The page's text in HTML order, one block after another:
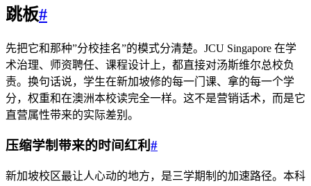
跳板#
先把它和那种”分校挂名”的模式分清楚。JCU Singapore 在学
术治理、师资聘任、课程设计上，都直接对汤斯维尔总校负
责。换句话说，学生在新加坡修的每一门课、拿的每一个学
分，权重和在澳洲本校读完全一样。这不是营销话术，而是它
直营属性带来的实际差别。
压缩学制带来的时间红利#
新加坡校区最让人心动的地方，是三学期制的加速路径。本科